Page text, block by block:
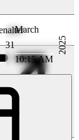
31
March
10:15 AM
2025